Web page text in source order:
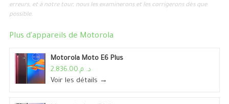
erreurs, et à notre tour, nous les examinerons et les corrigerons dès que
possible.
Plus d'appareils de Motorola
Motorola Moto E6 Plus
د. م.2,836.00
Voir les détails →